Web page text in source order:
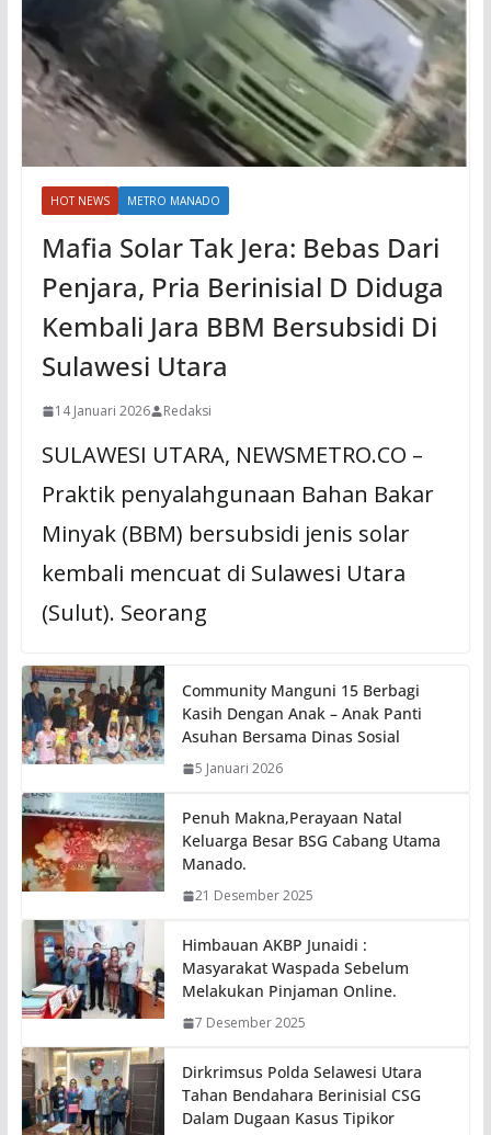
HOT NEWS METRO MANADO
Mafia Solar Tak Jera: Bebas Dari
Penjara, Pria Berinisial D Diduga
Kembali Jara BBM Bersubsidi Di
Sulawesi Utara
14 Januari 2026 Redaksi
SULAWESI UTARA, NEWSMETRO.CO –
Praktik penyalahgunaan Bahan Bakar
Minyak (BBM) bersubsidi jenis solar
kembali mencuat di Sulawesi Utara
(Sulut). Seorang
Community Manguni 15 Berbagi
Kasih Dengan Anak – Anak Panti
Asuhan Bersama Dinas Sosial
5 Januari 2026
Penuh Makna,Perayaan Natal
Keluarga Besar BSG Cabang Utama
Manado.
21 Desember 2025
Himbauan AKBP Junaidi :
Masyarakat Waspada Sebelum
Melakukan Pinjaman Online.
7 Desember 2025
Dirkrimsus Polda Selawesi Utara
Tahan Bendahara Berinisial CSG
Dalam Dugaan Kasus Tipikor